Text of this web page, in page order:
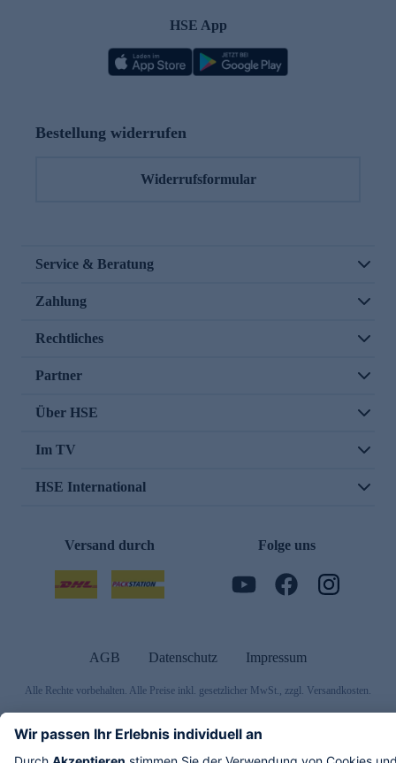
HSE App
Bestellung widerrufen
Widerrufsformular
Service & Beratung
Zahlung
Rechtliches
Partner
Über HSE
Im TV
HSE International
Versand durch Folge uns
AGB Datenschutz Impressum
Alle Rechte vorbehalten. Alle Preise inkl. gesetzlicher MwSt., zzgl. Versandkosten.